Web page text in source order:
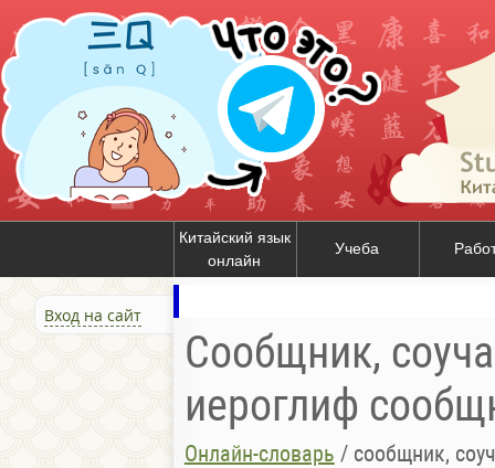
Китайский язык
онлайн
Учеба
Вход на сайт
Сообщник,
иероглиф
Онлайн-словарь / сообщник,